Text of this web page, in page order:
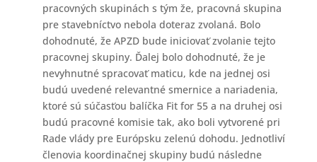
pracovných skupinách s tým že, pracovná skupina
pre stavebníctvo nebola doteraz zvolaná. Bolo
dohodnuté, že APZD bude iniciovať zvolanie tejto
pracovnej skupiny. Ďalej bolo dohodnuté, že je
nevyhnutné spracovať maticu, kde na jednej osi
budú uvedené relevantné smernice a nariadenia,
ktoré sú súčasťou balíčka Fit for 55 a na druhej osi
budú pracovné komisie tak, ako boli vytvorené pri
Rade vlády pre Európsku zelenú dohodu. Jednotliví
členovia koordinačnej skupiny budú následne